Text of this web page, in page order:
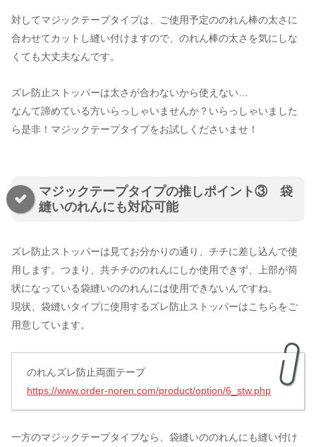
対してマジックテープタイプは、ご使用予定ののれん棒の太さに
合わせてカットし縫い付けますので、のれん棒の太さを気にしな
くても大丈夫なんです。
ズレ防止ストッパーは太さが合わないから使えない…
なんて諦めている方いらっしゃいませんか？いらっしゃいました
ら是非！マジックテープタイプをお試しくださいませ！
マジックテープタイプの推しポイント③ 袋
縫いのれんにも対応可能
ズレ防止ストッパーは見てお分かりの通り、チチに差し込んで使
用します。つまり、共チチののれんにしか使用できず、上部が筒
状になっている袋縫いののれんには使用できないんですね。
現状、袋縫いタイプに使用するズレ防止ストッパーはこちらをご
用意しています。
のれんズレ防止両面テープ
https://www.order-noren.com/product/option/6_stw.php
一方のマジックテープタイプなら、袋縫いののれんにも縫い付け